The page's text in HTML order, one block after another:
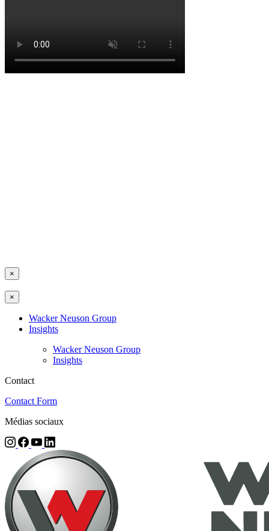
×
×
Wacker Neuson Group
Insights
Wacker Neuson Group
Insights
Contact
Contact Form
Médias sociaux